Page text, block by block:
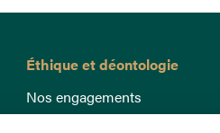
Éthique et déontologie
Nos engagements
Lutte anti-dopage